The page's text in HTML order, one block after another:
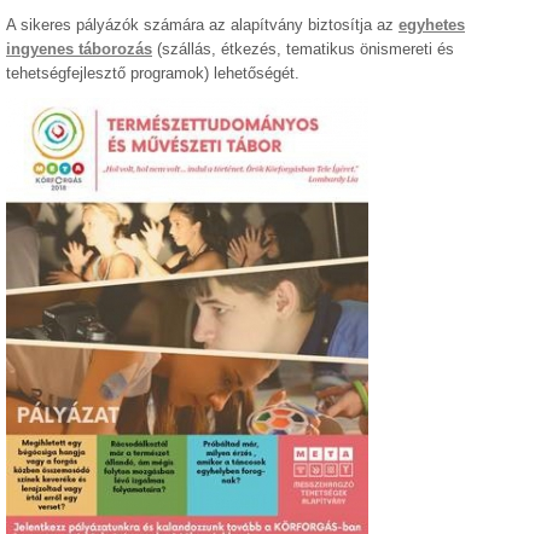
A sikeres pályázók számára az alapítvány biztosítja az egyhetes
ingyenes táborozás (szállás, étkezés, tematikus önismereti és
tehetségfejlesztő programok) lehetőségét.